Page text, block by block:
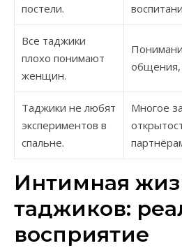
постели.
Все таджики
плохо понимают
женщин.
общения,
Таджики не любят
экспериментов в
спальне.
Многое
Интимная
таджиков:
восприятие